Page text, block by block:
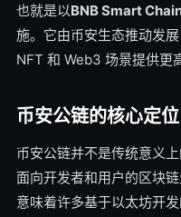
也就是以BNB Smart Chain
施。它由币安生态推动发
NFT 和 Web3 场景提供更
币安公链的核心定位
币安公链并不是传统意义
面向开发者和用户的区块
意味着许多基于以太坊开